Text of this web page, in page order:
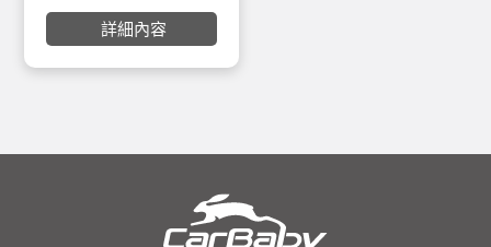
後大四ZC1
權西門市。BREMO 致力
於汽車製動系統、俗稱
售後保固安心有保障！
詳細內容